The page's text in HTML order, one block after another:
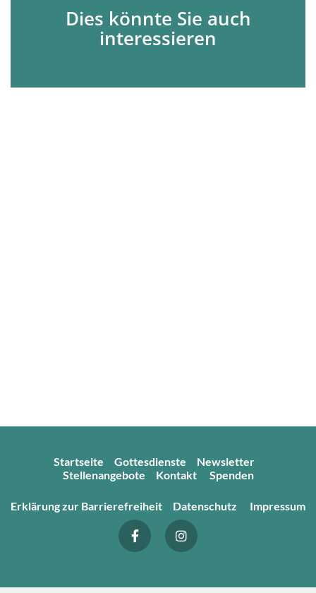
Dies könnte Sie auch
interessieren
Startseite Gottesdienste
Newsletter
Stellenangebote
Kontakt Spenden
Erklärung zur Barrierefreiheit Datenschutz Impressum